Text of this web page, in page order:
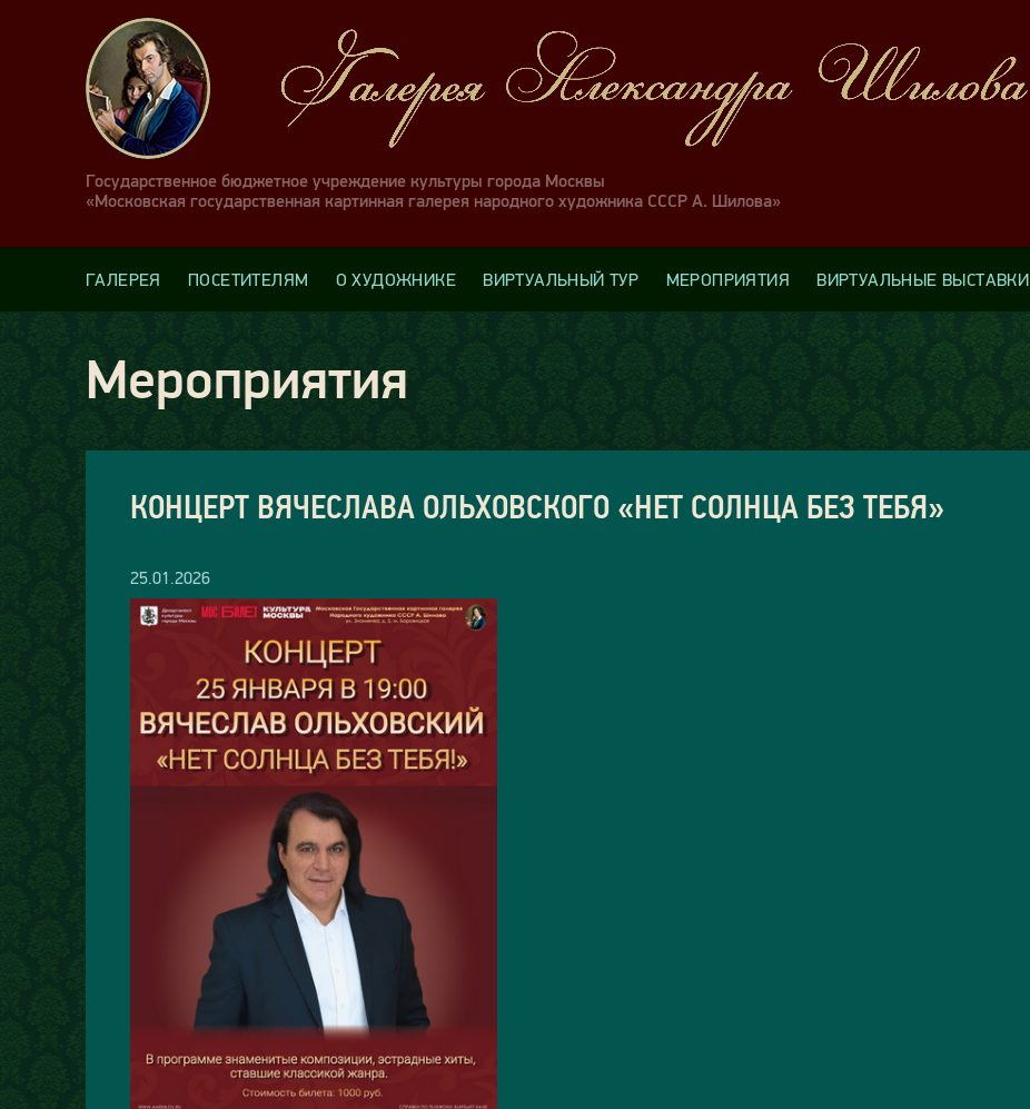
Государственное бюджетное учреждение культуры города Москвы
«Московская государственная картинная галерея народного художника СССР А. Шилова»
ГАЛЕРЕЯ ПОСЕТИТЕЛЯМ О ХУДОЖНИКЕ ВИРТУАЛЬНЫЙ ТУР МЕРОПРИЯТИЯ ВИРТУАЛЬНЫЕ ВЫСТАВКИ
Мероприятия
КОНЦЕРТ ВЯЧЕСЛАВА ОЛЬХОВСКОГО «НЕТ СОЛНЦА БЕЗ ТЕБЯ»
25.01.2026